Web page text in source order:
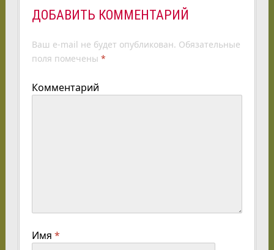
ДОБАВИТЬ КОММЕНТАРИЙ
Ваш e-mail не будет опубликован. Обязательные
поля помечены *
Комментарий
Имя *